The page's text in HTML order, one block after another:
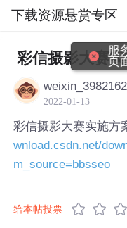
下载资源悬赏专区
社区 下载资源悬
彩信摄影大赛
2022-01-13
彩信摄影大赛实施方
wnload.csdn.net/
m_source=bbsseo
给本帖投票
服
页